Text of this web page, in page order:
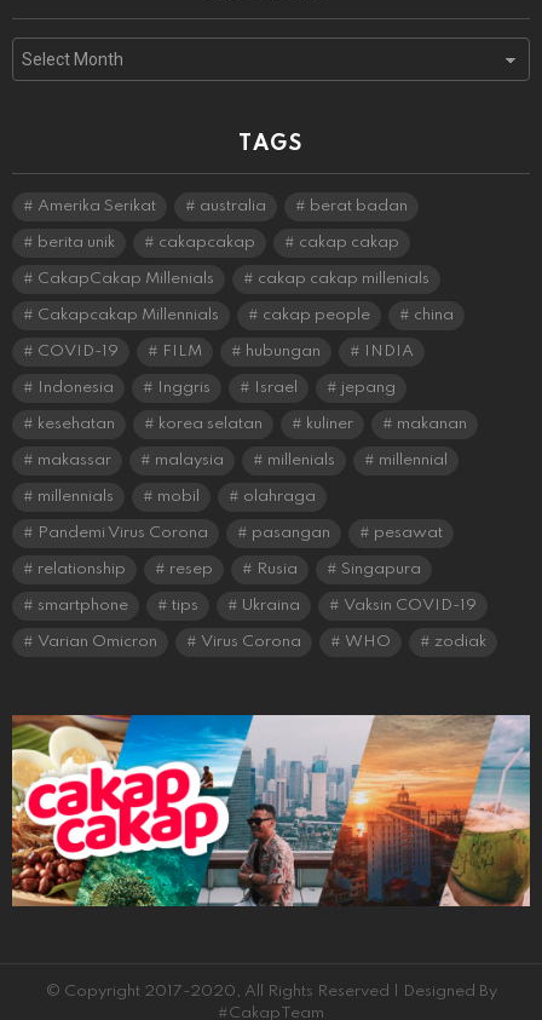
TAGS
Amerika Serikat australia berat badan
berita unik cakapcakap cakap cakap
CakapCakap Millenials cakap cakap millenials
Cakapcakap Millennials cakap people china
COVID-19 FILM hubungan INDIA
Indonesia Inggris Israel jepang
kesehatan korea selatan kuliner makanan
makassar malaysia millenials millennial
millennials mobil olahraga
Pandemi Virus Corona pasangan pesawat
relationship resep Rusia Singapura
smartphone tips Ukraina Vaksin COVID-19
Varian Omicron Virus Corona WHO zodiak
© Copyright 2017-2020, All Rights Reserved | Designed By
#CakapTeam